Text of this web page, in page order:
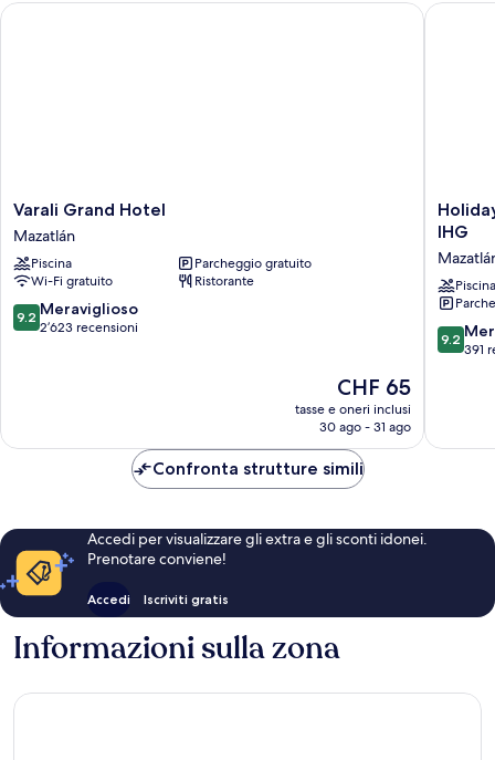
Varali
Grand
Hotel
Mazatlán
Varali Grand Hotel
Mazatlán
Piscina
Parcheggio gratuito
Wi-Fi gratuito
Ristorante
9.2
su
9.2 Meraviglioso
2’623 recensioni
Il
prezzo
attuale
CHF 65
CHF 65
tasse e oneri inclusi
30 ago - 31 ago
Varali Grand Hotel
Holiday
Inn
&
Suites
Hotel
by
IHG
Piscina
9.2
su
9.2
391
Holiday
Confronta strutture simili
Accedi per visualizzare gli extra e gli sconti idonei.
Prenotare conviene!
Accedi Iscriviti gratis
Informazioni sulla zona